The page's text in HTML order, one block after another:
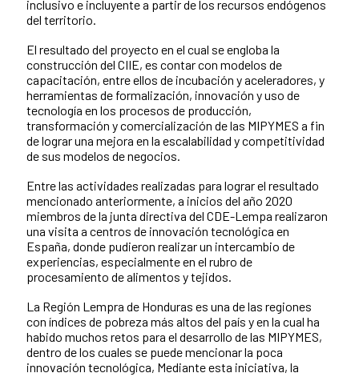
inclusivo e incluyente a partir de los recursos endógenos
del territorio.
El resultado del proyecto en el cual se engloba la
construcción del CIIE, es contar con modelos de
capacitación, entre ellos de incubación y aceleradores, y
herramientas de formalización, innovación y uso de
tecnología en los procesos de producción,
transformación y comercialización de las MIPYMES a fin
de lograr una mejora en la escalabilidad y competitividad
de sus modelos de negocios.
Entre las actividades realizadas para lograr el resultado
mencionado anteriormente, a inicios del año 2020
miembros de la junta directiva del CDE-Lempa realizaron
una visita a centros de innovación tecnológica en
España, donde pudieron realizar un intercambio de
experiencias, especialmente en el rubro de
procesamiento de alimentos y tejidos.
La Región Lempra de Honduras es una de las regiones
con índices de pobreza más altos del país y en la cual ha
habido muchos retos para el desarrollo de las MIPYMES,
dentro de los cuales se puede mencionar la poca
innovación tecnológica, Mediante esta iniciativa, la